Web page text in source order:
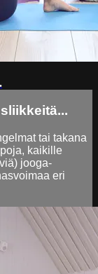
tai takana
kaikille
jooga-
eri